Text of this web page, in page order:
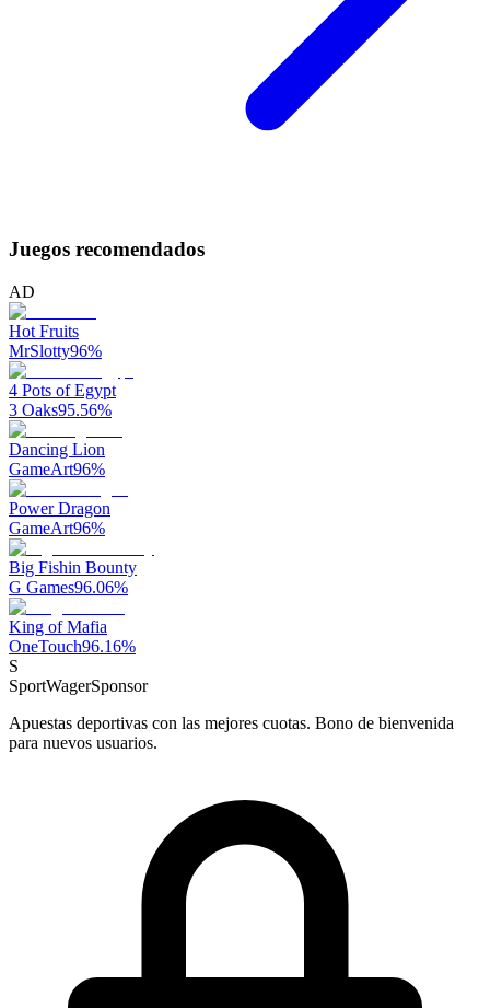
Juegos recomendados
AD
Hot Fruits
MrSlotty96%
4 Pots of Egypt
3 Oaks95.56%
Dancing Lion
GameArt96%
Power Dragon
GameArt96%
Big Fishin Bounty
G Games96.06%
King of Mafia
OneTouch96.16%
S
SportWagerSponsor
Apuestas deportivas con las mejores cuotas. Bono de bienvenida
para nuevos usuarios.